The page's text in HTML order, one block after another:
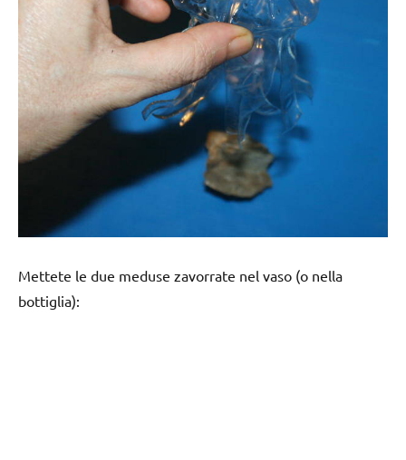
Mettete le due meduse zavorrate nel vaso (o nella
bottiglia):